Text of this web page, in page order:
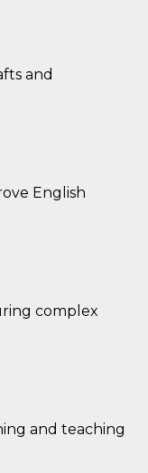
and
English
complex
and teaching